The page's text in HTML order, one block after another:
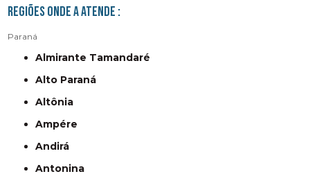
Regiões onde a atende :
Paraná
Almirante Tamandaré
Alto Paraná
Altônia
Ampére
Andirá
Antonina